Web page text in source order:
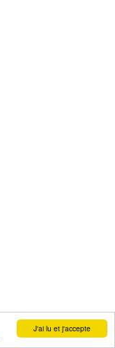
J'ai lu et j'accepte